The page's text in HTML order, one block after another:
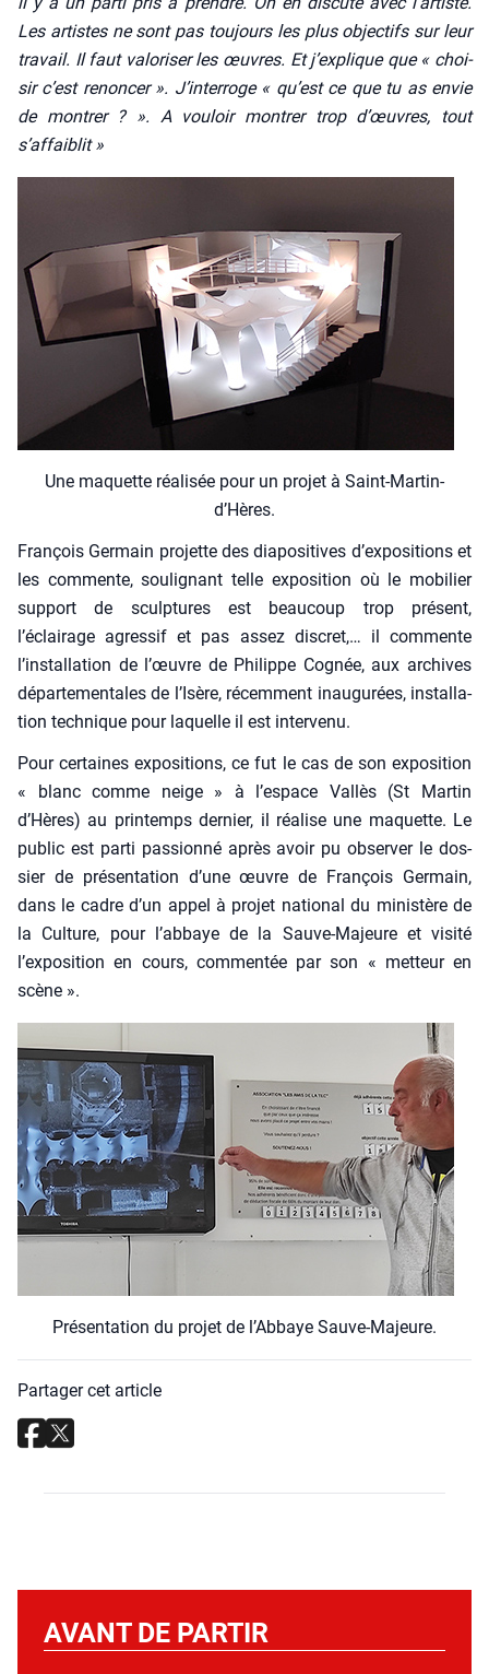
Les artistes ne sont pas tou­jours les plus objec­tifs sur leur
tra­vail. Il faut valo­ri­ser les œuvres. Et j’explique que « choi­
sir c’est renon­cer ». J’interroge « qu’est ce que tu as envie
de mon­trer ? ». A vou­loir mon­trer trop d’œuvres, tout
s’affaiblit »
Une maquette réa­li­sée pour un pro­jet à Saint-Mar­tin-
d’Hères.
Fran­çois Ger­main pro­jette des dia­po­si­tives d’expositions et
les com­mente, sou­li­gnant telle expo­si­tion où le mobi­lier
sup­port de sculp­tures est beau­coup trop pré­sent,
l’éclairage agres­sif et pas assez dis­cret,… il com­mente
l’installation de l’œuvre de Phi­lippe Cognée, aux archives
dépar­te­men­tales de l’Isère, récem­ment inau­gu­rées, ins­tal­la­
tion tech­nique pour laquelle il est inter­ve­nu.
Pour cer­taines expo­si­tions, ce fut le cas de son expo­si­tion
« blanc comme neige » à l’espace Val­lès (St Mar­tin
d’Hères) au prin­temps der­nier, il réa­lise une maquette. Le
public est par­ti pas­sion­né après avoir pu obser­ver le dos­
sier de pré­sen­ta­tion d’une œuvre de Fran­çois Ger­main,
dans le cadre d’un appel à pro­jet natio­nal du minis­tère de
la Culture, pour l’abbaye de la Sauve-Majeure et visi­té
l’exposition en cours, com­men­tée par son « met­teur en
scène ».
Pré­sen­ta­tion du pro­jet de l’Ab­baye Sauve-Majeure.
Partager cet article
AVANT DE PARTIR